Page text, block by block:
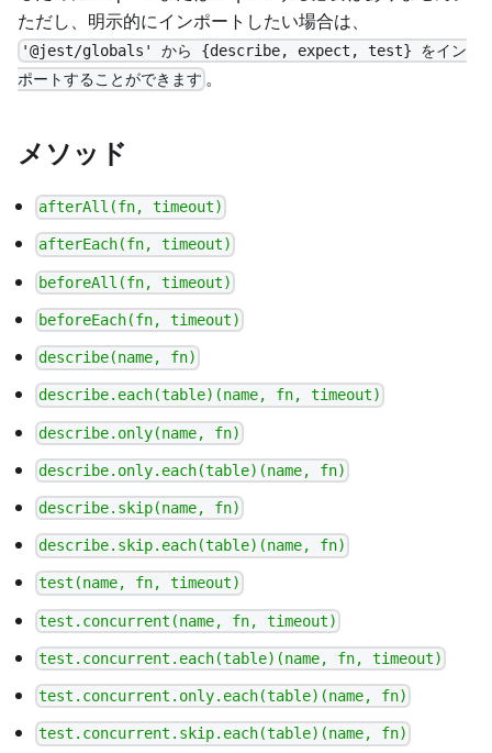
ただし、明示的にインポートしたい場合は、
'@jest/globals' から {describe, expect, test} をイン
ポートすることができます 。
メソッド
afterAll(fn, timeout)
afterEach(fn, timeout)
beforeAll(fn, timeout)
beforeEach(fn, timeout)
describe(name, fn)
describe.each(table)(name, fn, timeout)
describe.only(name, fn)
describe.only.each(table)(name, fn)
describe.skip(name, fn)
describe.skip.each(table)(name, fn)
test(name, fn, timeout)
test.concurrent(name, fn, timeout)
test.concurrent.each(table)(name, fn, timeout)
test.concurrent.only.each(table)(name, fn)
test.concurrent.skip.each(table)(name, fn)